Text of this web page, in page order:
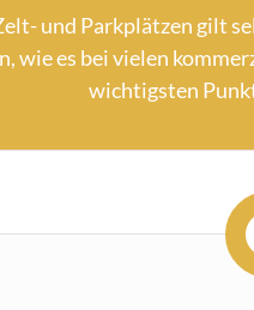
Rückblick
Geschichte
Politisch
und Parkplätzen gilt
wie es bei vielen
wichtigsten